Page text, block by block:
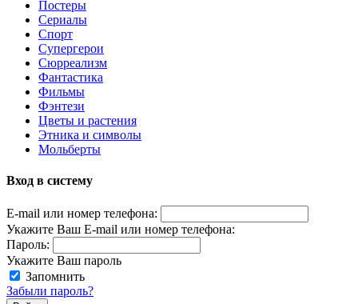
Постеры
Сериалы
Спорт
Супергерои
Сюрреализм
Фантастика
Фильмы
Фэнтези
Цветы и растения
Этника и символы
Мольберты
Вход в систему
E-mail или номер телефона:
Укажите Ваш E-mail или номер телефона:
Пароль:
Укажите Ваш пароль
Запомнить
Забыли пароль?